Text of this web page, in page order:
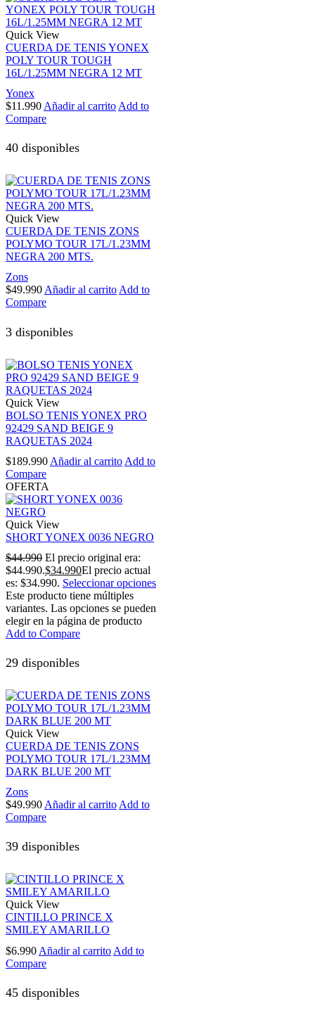
Quick View
CUERDA DE TENIS YONEX
POLY TOUR TOUGH
16L/1.25MM NEGRA 12 MT
Yonex
$11.990 Añadir al carrito Add to
Compare
40 disponibles
Quick View
CUERDA DE TENIS ZONS
POLYMO TOUR 17L/1.23MM
NEGRA 200 MTS.
Zons
$49.990Añadir al carritoAdd to
Compare
3 disponibles
Quick View
BOLSO TENIS YONEX PRO
92429 SAND BEIGE 9
RAQUETAS 2024
$189.990 Añadir al carrito Add to
Compare
OFERTA
Quick View
SHORT YONEX 0036 NEGRO
$44.990 El precio original era:
$44.990.$34.990El precio actual
es: $34.990. Seleccionar opciones
Este producto tiene múltiples
variantes. Las opciones se pueden
elegir en la página de producto
Add to Compare
29 disponibles
Quick View
CUERDA DE TENIS ZONS
POLYMO TOUR 17L/1.23MM
DARK BLUE 200 MT
Zons
$49.990 Añadir al carrito Add to
Compare
39 disponibles
Quick View
CINTILLO PRINCE X
SMILEY AMARILLO
$6.990 Añadir al carrito Add to
Compare
45 disponibles